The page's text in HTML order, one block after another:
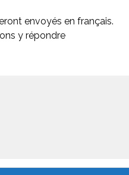
envoyés en français.
y répondre